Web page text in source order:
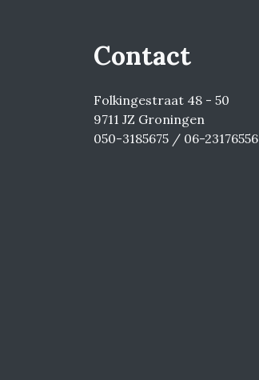
Contact
Folkingestraat 48 - 50
9711 JZ Groningen
050-3185675 / 06-23176556